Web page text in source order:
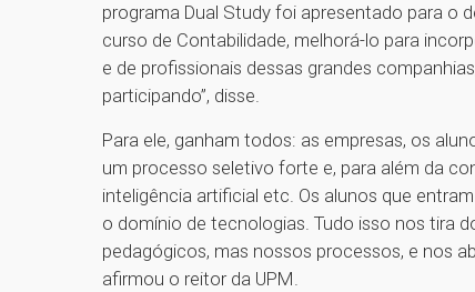
programa Dual Study foi apresentado para o
curso de Contabilidade, melhorá-lo para
e de profissionais dessas grandes
participando”, disse.
Para ele, ganham todos: as empresas, os
um processo seletivo forte e, para além da
inteligência artificial etc. Os alunos que
o domínio de tecnologias. Tudo isso nos tira
pedagógicos, mas nossos processos, e nos
afirmou o reitor da UPM.